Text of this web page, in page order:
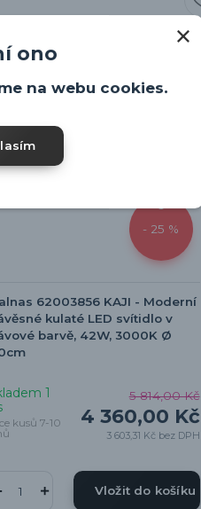
- 25 %
62003856 KAJI - Moderní
kulaté LED svítidlo v
barvě, 42W, 3000K Ø
5 814,00 Kč
4 360,00 Kč
3 603,31 Kč bez DPH
1
kusů 7-10
Vložit do košíku
ono
na webu cookies.